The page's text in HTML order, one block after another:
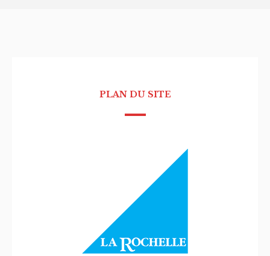
PLAN DU SITE